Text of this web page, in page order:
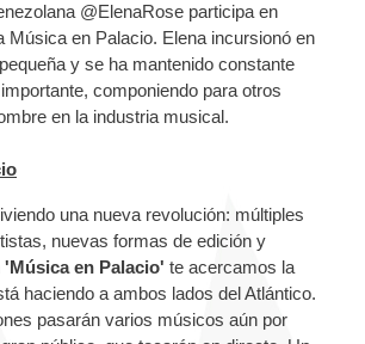
@ElenaRose participa en
Música en Palacio. Elena incursionó en
y se ha mantenido constante
componiendo para otros
en la industria musical.
una nueva revolución: múltiples
nuevas formas de edición y
'Música en Palacio' te acercamos la
haciendo a ambos lados del Atlántico.
pasarán varios músicos aún por